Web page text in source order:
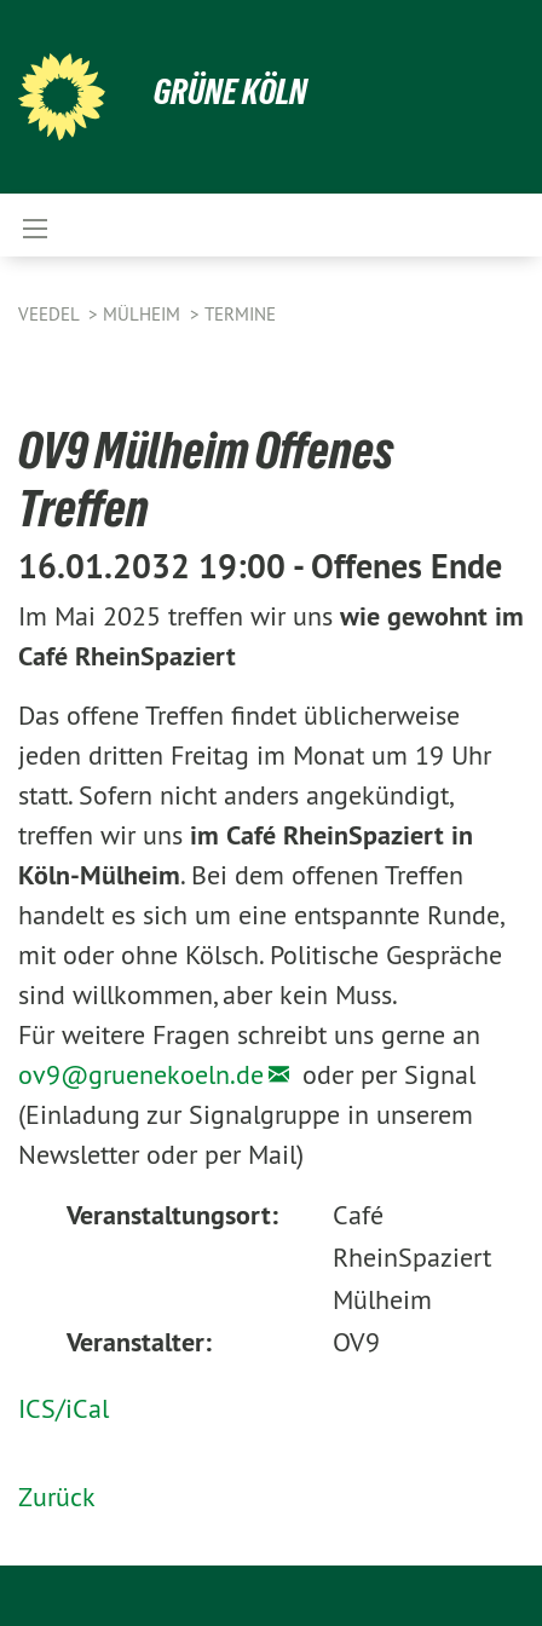
GRÜNE KÖLN
VEEDEL MÜLHEIM TERMINE
OV9 Mülheim Offenes
Treffen
16.01.2032 19:00 - Offenes Ende
Im Mai 2025 treffen wir uns wie gewohnt im
Café RheinSpaziert
Das offene Treffen findet üblicherweise
jeden dritten Freitag im Monat um 19 Uhr
statt. Sofern nicht anders angekündigt,
treffen wir uns im Café RheinSpaziert in
Köln-Mülheim. Bei dem offenen Treffen
handelt es sich um eine entspannte Runde,
mit oder ohne Kölsch. Politische Gespräche
sind willkommen, aber kein Muss.
Für weitere Fragen schreibt uns gerne an
ov9@gruenekoeln.de
oder per Signal
(Einladung zur Signalgruppe in unserem
Newsletter oder per Mail)
Veranstaltungsort:
Café
RheinSpaziert
Mülheim
Veranstalter:
OV9
ICS/iCal
Zurück